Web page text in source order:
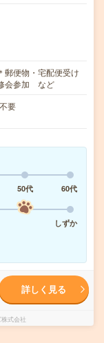
郵便物・宅配便受け
会参加 など
要
50代
60代
しずか
詳しく見る
式会社